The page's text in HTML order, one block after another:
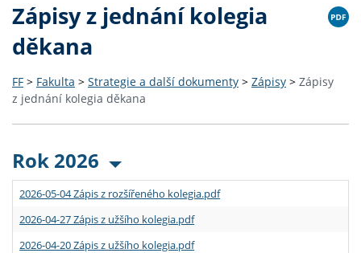
Zápisy z jednání kolegia
děkana
FF > Fakulta > Strategie a další dokumenty > Zápisy > Zápisy
z jednání kolegia děkana
Rok 2026
2026-05-04 Zápis z rozšířeného kolegia.pdf
2026-04-27 Zápis z užšího kolegia.pdf
2026-04-20 Zápis z užšího kolegia.pdf